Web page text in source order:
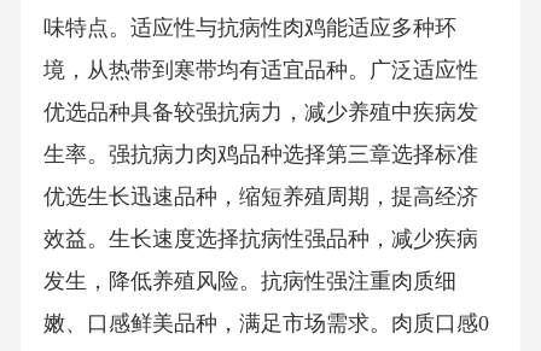
味特点。适应性与抗病性肉鸡能适应多种环
境，从热带到寒带均有适宜品种。广泛适应性
优选品种具备较强抗病力，减少养殖中疾病发
生率。强抗病力肉鸡品种选择第三章选择标准
优选生长迅速品种，缩短养殖周期，提高经济
效益。生长速度选择抗病性强品种，减少疾病
发生，降低养殖风险。抗病性强注重肉质细
嫩、口感鲜美品种，满足市场需求。肉质口感0